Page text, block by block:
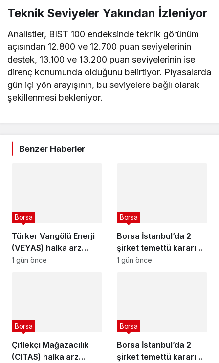
Teknik Seviyeler Yakından İzleniyor
Analistler, BIST 100 endeksinde teknik görünüm
açısından 12.800 ve 12.700 puan seviyelerinin
destek, 13.100 ve 13.200 puan seviyelerinin ise
direnç konumunda olduğunu belirtiyor. Piyasalarda
gün içi yön arayışının, bu seviyelere bağlı olarak
şekillenmesi bekleniyor.
Benzer Haberler
Türker Vangölü Enerji
(VEYAS) halka arz
tarihleri açıklandı
Borsa
1 gün önce
Borsa İstanbul’da 2
şirket temettü kararını
açıkladı – 7 Ağustos
Borsa
1 gün önce
Çitlekçi Mağazacılık
(CITAS) halka arz
Borsa
Borsa İstanbul’da 2
şirket temettü kararını
Borsa